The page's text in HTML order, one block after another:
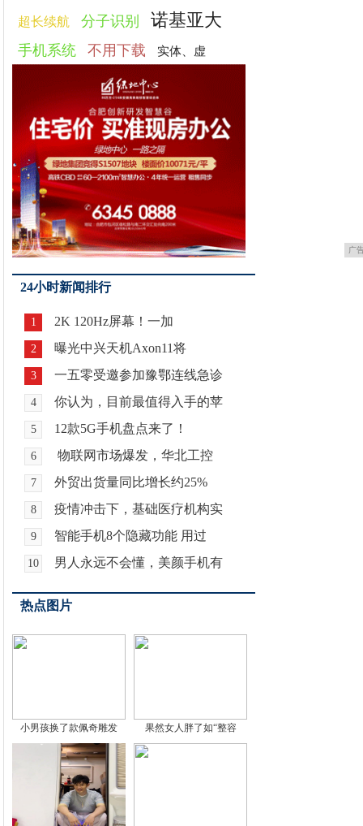
超长续航 分子识别 诺基亚大
手机系统 不用下载 实体、虚
广
24小时新闻排行
1 2K 120Hz屏幕！一加
2 曝光中兴天机Axon11将
3 一五零受邀参加豫鄂连线急诊
4 你认为，目前最值得入手的苹
5 12款5G手机盘点来了！
6 物联网市场爆发，华北工控
7 外贸出货量同比增长约25%
8 疫情冲击下，基础医疗机构实
9 智能手机8个隐藏功能 用过
10 男人永远不会懂，美颜手机有
热点图片
小男孩换了款佩奇雕发 果然女人胖了如“整容